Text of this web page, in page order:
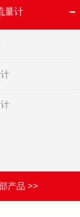
量计
产品 >>